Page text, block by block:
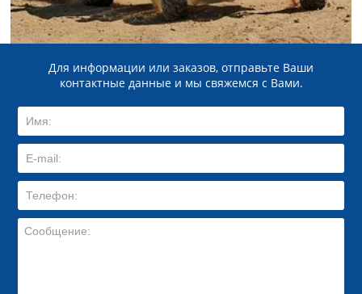
Для информации или заказов, отправьте Ваши
контактные данные и мы свяжемся с Вами.